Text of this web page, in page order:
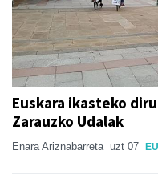
Euskara ikasteko
Zarauzko Udalak
Enara Ariznabarreta uzt 07